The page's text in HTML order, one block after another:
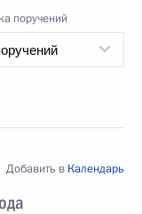
поручений
Добавить в Календарь